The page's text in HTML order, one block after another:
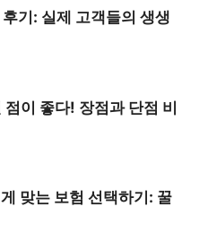
기: 실제 고객들의 생생
이 좋다! 장점과 단점 비
맞는 보험 선택하기: 꿀